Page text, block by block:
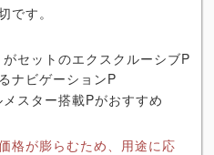
です。
セットのエクスクルーシブP
ナビゲーションP
スター搭載Pがおすすめ
格が膨らむため、用途に応